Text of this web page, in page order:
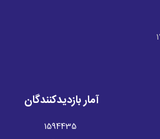
آمار بازدیدکنندگان
1594435